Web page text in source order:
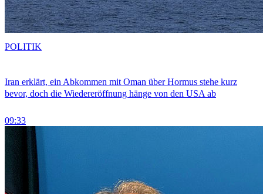
Iran erklärt, ein Abkommen mit Oman über Hormus stehe kurz
bevor, doch die Wiedereröffnung hänge von den USA ab
09:33
POLITIK